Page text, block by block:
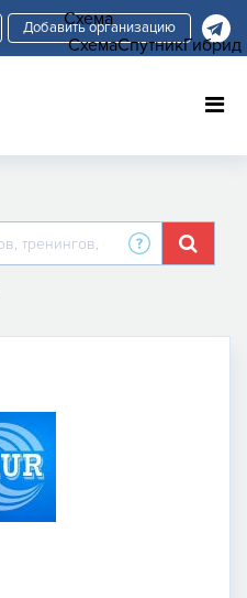
Добавить организацию
Схема
СхемаСпутникГибрид